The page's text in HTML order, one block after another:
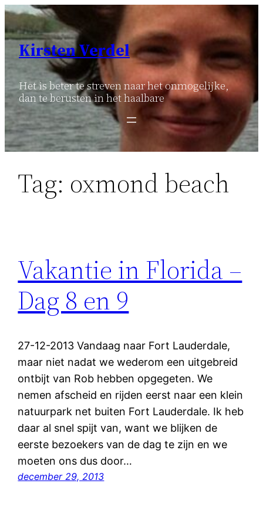
Ga
naar
inhoud
Kirsten Verdel
Het is beter te streven naar het onmogelijke,
dan te berusten in het haalbare
Tag: oxmond beach
Vakantie in Florida –
Dag 8 en 9
27-12-2013 Vandaag naar Fort Lauderdale,
maar niet nadat we wederom een uitgebreid
ontbijt van Rob hebben opgegeten. We
nemen afscheid en rijden eerst naar een klein
natuurpark net buiten Fort Lauderdale. Ik heb
daar al snel spijt van, want we blijken de
eerste bezoekers van de dag te zijn en we
moeten ons dus door…
december 29, 2013